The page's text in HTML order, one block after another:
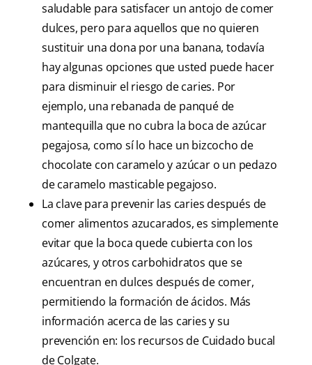
saludable para satisfacer un antojo de comer
dulces, pero para aquellos que no quieren
sustituir una dona por una banana, todavía
hay algunas opciones que usted puede hacer
para disminuir el riesgo de caries. Por
ejemplo, una rebanada de panqué de
mantequilla que no cubra la boca de azúcar
pegajosa, como sí lo hace un bizcocho de
chocolate con caramelo y azúcar o un pedazo
de caramelo masticable pegajoso.
La clave para prevenir las caries después de
comer alimentos azucarados, es simplemente
evitar que la boca quede cubierta con los
azúcares, y otros carbohidratos que se
encuentran en dulces después de comer,
permitiendo la formación de ácidos. Más
información acerca de las caries y su
prevención en: los recursos de Cuidado bucal
de Colgate.